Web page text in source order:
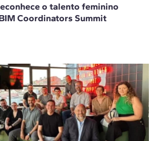
o talento feminino
Coordinators Summit